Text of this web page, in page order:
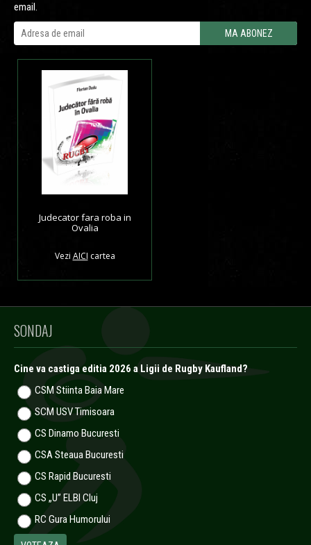
email.
Judecator fara roba in
Ovalia
Vezi AICI cartea
SONDAJ
Cine va castiga editia 2026 a Ligii de Rugby Kaufland?
CSM Stiinta Baia Mare
SCM USV Timisoara
CS Dinamo Bucuresti
CSA Steaua Bucuresti
CS Rapid Bucuresti
CS „U” ELBI Cluj
RC Gura Humorului